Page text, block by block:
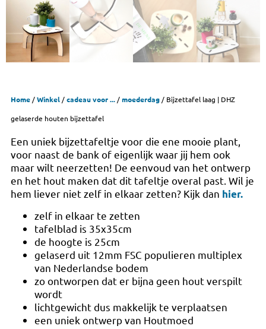
Home/Winkel /cadeau voor ... /moederdag/ Bijzettafel laag | DHZ
gelaserde houten bijzettafel
Een uniek bijzettafeltje voor die ene mooie plant,
voor naast de bank of eigenlijk waar jij hem ook
maar wilt neerzetten! De eenvoud van het ontwerp
en het hout maken dat dit tafeltje overal past. Wil je
hem liever niet zelf in elkaar zetten? Kijk dan hier.
zelf in elkaar te zetten
tafelblad is 35x35cm
de hoogte is 25cm
gelaserd uit 12mm FSC populieren multiplex
van Nederlandse bodem
zo ontworpen dat er bijna geen hout verspilt
wordt
lichtgewicht dus makkelijk te verplaatsen
een uniek ontwerp van Houtmoed